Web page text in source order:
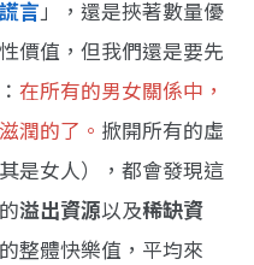
言」，還是挾著數量優
價值，但我們還是要先
在所有的男女關係中，
潤的了。 掀開所有的虛
是女人），都會發現這
溢出資源以及稀缺資
整體快樂值，平均來